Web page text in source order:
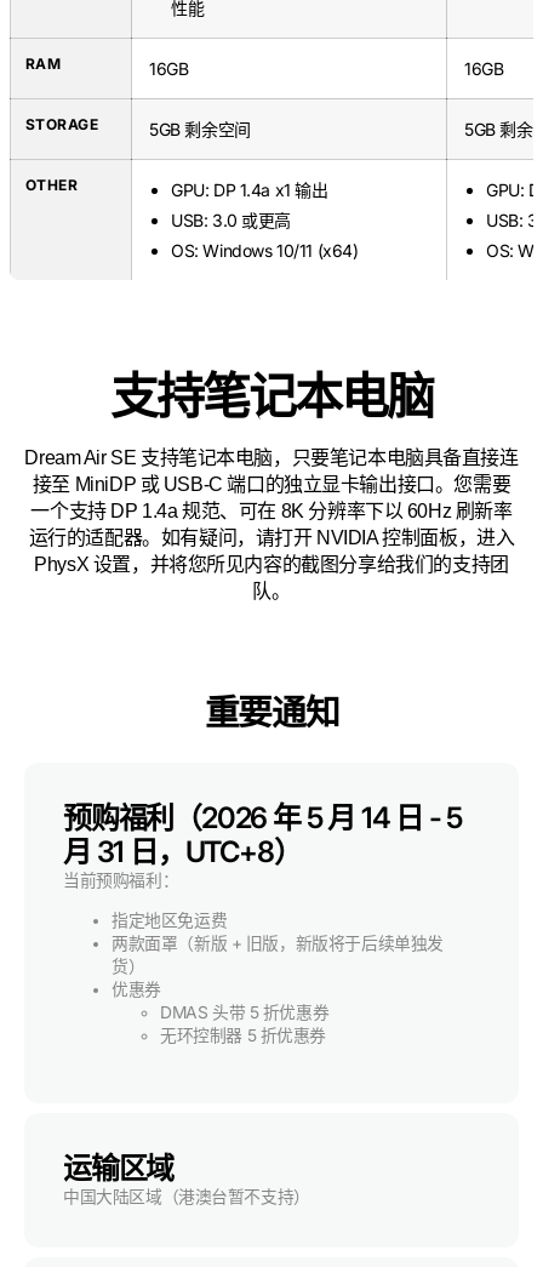
性能
RAM 16GB 16GB
STORAGE 5GB 剩余空间 5GB 剩余
OTHER
GPU: DP 1.4a x1 输出
USB: 3.0 或更高
OS: Windows 10/11 (x64)
GPU:
USB:
OS:
支持笔记本电脑
Dream Air SE 支持笔记本电脑，只要笔记本电脑具备直接连
接至 MiniDP 或 USB-C 端口的独立显卡输出接口。您需要
一个支持 DP 1.4a 规范、可在 8K 分辨率下以 60Hz 刷新率
运行的适配器。如有疑问，请打开 NVIDIA 控制面板，进入
PhysX 设置，并将您所见内容的截图分享给我们的支持团
队。
重要通知
预购福利（2026 年 5 月 14 日 - 5
月 31 日，UTC+8）
当前预购福利：
指定地区免运费
两款面罩（新版 + 旧版，新版将于后续单独发
货）
优惠券
DMAS 头带 5 折优惠券
无环控制器 5 折优惠券
运输区域
中国大陆区域（港澳台暂不支持）